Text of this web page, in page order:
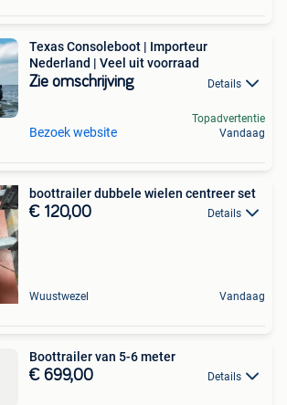
Texas Consoleboot | Importeur
Nederland | Veel uit voorraad
Zie omschrijving Details
Bezoek website
Topadvertentie
Vandaag
boottrailer dubbele wielen centreer set
€ 120,00 Details
Wuustwezel Vandaag
Boottrailer van 5-6 meter
€ 699,00 Details